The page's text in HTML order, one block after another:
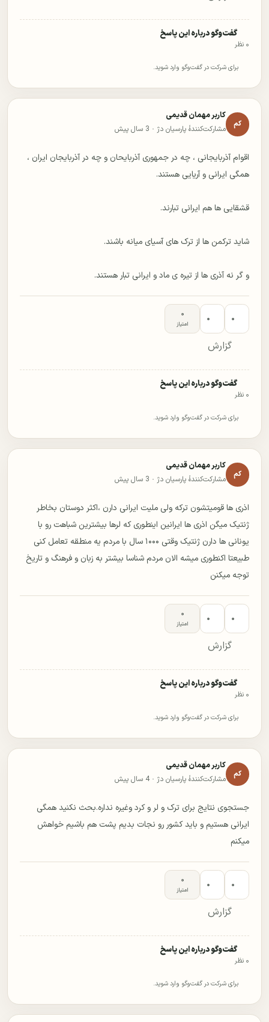
گفت‌وگو درباره این پاسخ
۰ نظر
برای شرکت در گفت‌وگو وارد شوید.
کم
کاربر مهمان قدیمی
مشارکت‌کنندهٔ پارسیان دژ · 3 سال پیش
اقوام آذربایجانی ، چه در جمهوری آذربایحان و چه در آذربایجان ایران ،
و گر نه آذری ها از تیره ی ماد و ایرانی تبار هستند.
۰ ۰ ۰
امتیاز
گزارش
گفت‌وگو درباره این پاسخ
۰ نظر
برای شرکت در گفت‌وگو وارد شوید.
کم
کاربر مهمان قدیمی
مشارکت‌کنندهٔ پارسیان دژ · 3 سال پیش
اذری ها قومیتشون ترکه ولی ملیت ایرانی دارن ،اکثر دوستان بخاطر
ژنتیک میگن اذری ها ایرانین اینطوری که لرها بیشترین شباهت رو با
یونانی ها دارن ژنتیک وقتی ۱۰۰۰ سال با مردم یه منطقه تعامل کنی
طبیعتا اکنطوری میشه الان مردم شناسا بیشتر به زبان و فرهنگ و تاریخ
توجه میکنن
۰ ۰ ۰
امتیاز
گزارش
گفت‌وگو درباره این پاسخ
۰ نظر
برای شرکت در گفت‌وگو وارد شوید.
کم
کاربر مهمان قدیمی
مشارکت‌کنندهٔ پارسیان دژ ·4 سال پیش
جستجوی نتایج برای ترک و لر و کرد وغیره نداره.بحث نکنید همگی
ایرانی هستیم و باید کشور رو نجات بدیم پشت هم باشیم خواهش
میکنم
۰ ۰ ۰
امتیاز
گزارش
گفت‌وگو درباره این پاسخ
۰ نظر
برای شرکت در گفت‌وگو وارد شوید.